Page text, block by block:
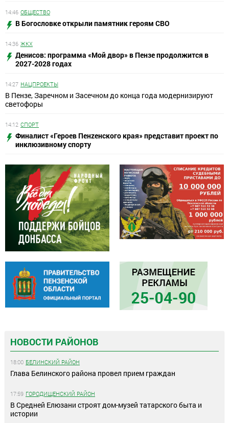
14:46 ОБЩЕСТВО
В Богословке открыли памятник героям СВО
14:36 ЖКХ
Денисов: программа «Мой двор» в Пензе продолжится в
2027-2028 годах
14:27 НАЦПРОЕКТЫ
В Пензе, Заречном и Засечном до конца года модернизируют
светофоры
14:12 СПОРТ
Финалист «Героев Пенzенского края» представит проект по
инклюзивному спорту
НОВОСТИ РАЙОНОВ
18:00 БЕЛИНСКИЙ РАЙОН
Глава Белинского района провел прием граждан
17:59 ГОРОДИЩЕНСКИЙ РАЙОН
В Средней Елюзани строят дом-музей татарского быта и
истории